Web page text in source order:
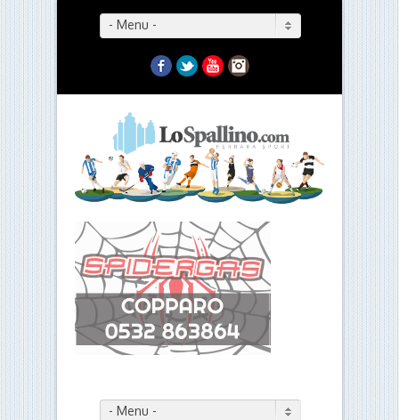
- Menu -
Facebook
TwitterYouTubeInstagram
- Menu -